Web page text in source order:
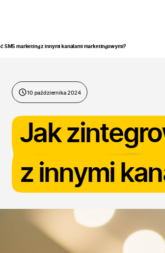
SMS marketing z innymi kanałami marketingowymi?
10 października 2024
Jak
z innymi